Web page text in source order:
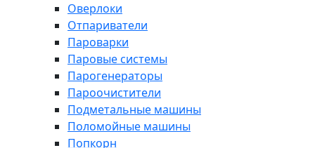
Оверлоки
Отпариватели
Пароварки
Паровые системы
Парогенераторы
Пароочистители
Подметальные машины
Поломойные машины
Попкорн